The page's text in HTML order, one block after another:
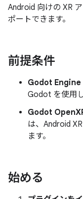
Android 向けの XR
ポートできます。
前提条件
Godot Engine
Godot を使用
Godot
は、Android
ます。
始める